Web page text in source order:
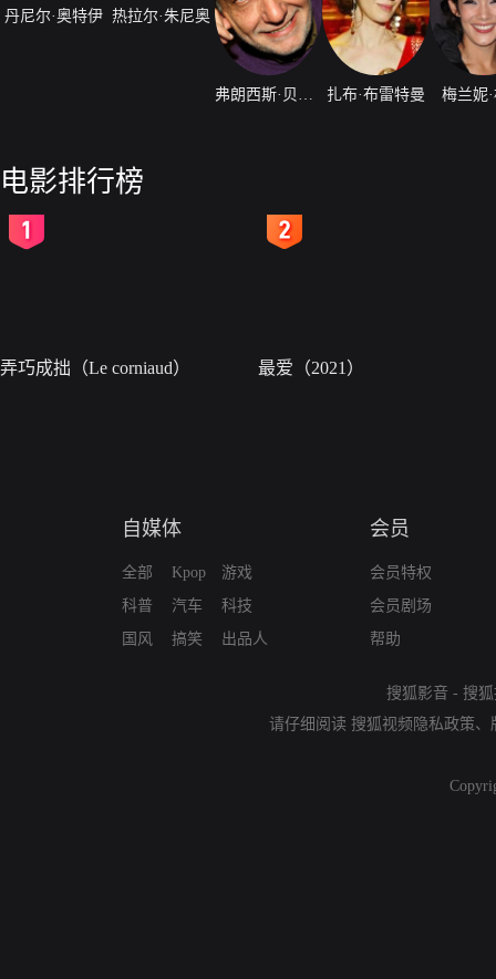
丹尼尔·奥特伊 热拉尔·朱尼奥
扎布·布雷特曼 梅兰妮
电影排行榜
弄巧成拙（Le corniaud） 最爱（2021）
自媒体
全部
科普
国风
Kpop
汽车
搞笑
游戏
科技
出品人
会员
会员特权
会员剧场
帮助
搜狐影音 - 搜
请仔细阅读 搜狐视频隐私政策、